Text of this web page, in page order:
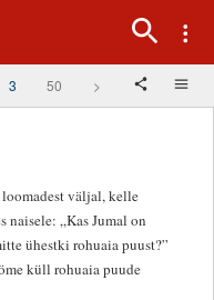
3 50 >
väljal, kelle
naisele: „Kas Jumal on
ühestki rohuaia puust?”
küll rohuaia puude